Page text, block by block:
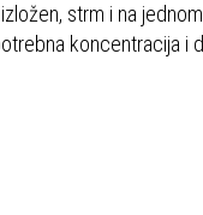
strm i na
koncentracija i